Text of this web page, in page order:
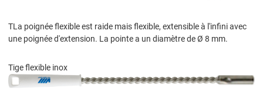
TLa poignée flexible est raide mais flexible, extensible à l'infini avec
une poignée d'extension. La pointe a un diamètre de Ø 8 mm.
Tige flexible inox